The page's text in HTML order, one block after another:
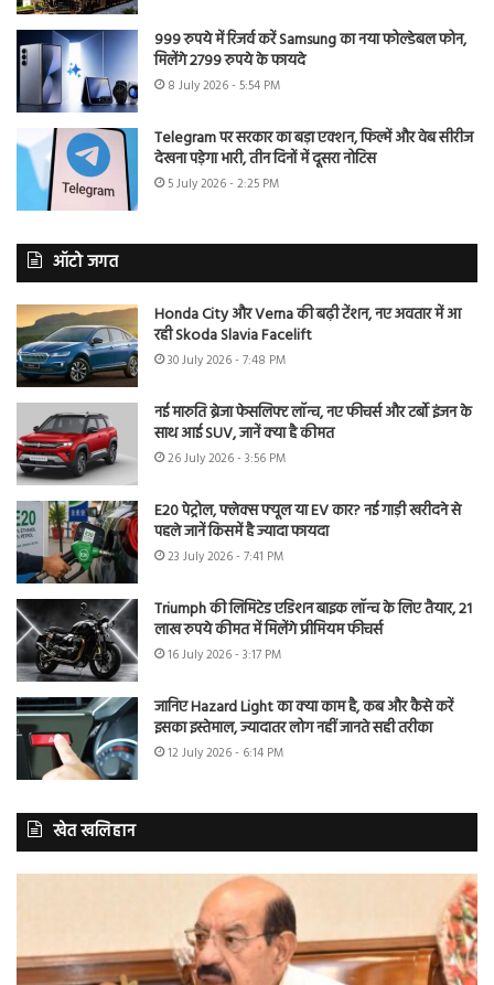
999 रुपये में रिजर्व करें Samsung का नया फोल्डेबल फोन,
मिलेंगे 2799 रुपये के फायदे
8 July 2026 - 5:54 PM
Telegram पर सरकार का बड़ा एक्शन, फिल्में और वेब सीरीज
देखना पड़ेगा भारी, तीन दिनों में दूसरा नोटिस
5 July 2026 - 2:25 PM
ऑटो जगत
Honda City और Verna की बढ़ी टेंशन, नए अवतार में आ
रही Skoda Slavia Facelift
30 July 2026 - 7:48 PM
नई मारुति ब्रेजा फेसलिफ्ट लॉन्च, नए फीचर्स और टर्बो इंजन के
साथ आई SUV, जानें क्या है कीमत
26 July 2026 - 3:56 PM
E20 पेट्रोल, फ्लेक्स फ्यूल या EV कार? नई गाड़ी खरीदने से
पहले जानें किसमें है ज्यादा फायदा
23 July 2026 - 7:41 PM
Triumph की लिमिटेड एडिशन बाइक लॉन्च के लिए तैयार, 21
लाख रुपये कीमत में मिलेंगे प्रीमियम फीचर्स
16 July 2026 - 3:17 PM
जानिए Hazard Light का क्या काम है, कब और कैसे करें
इसका इस्तेमाल, ज्यादातर लोग नहीं जानते सही तरीका
12 July 2026 - 6:14 PM
खेत खलिहान